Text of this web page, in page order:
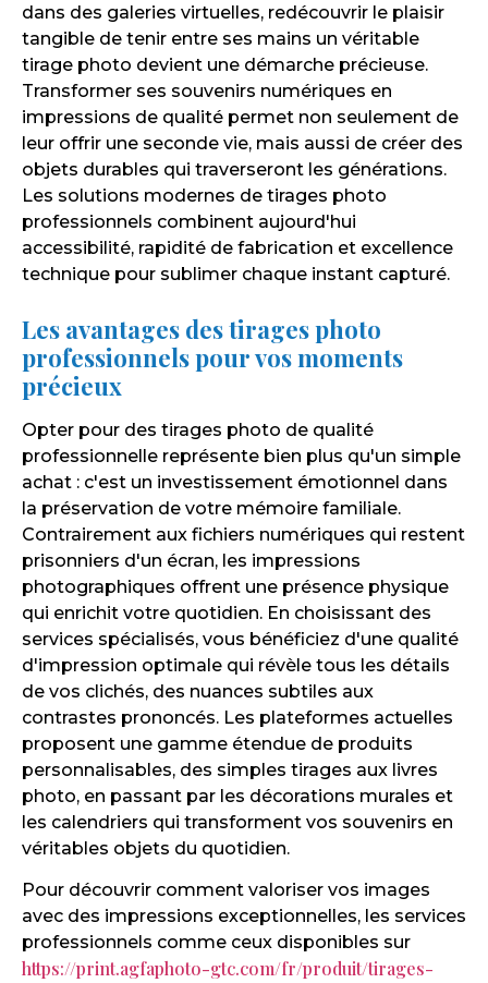
dans des galeries virtuelles, redécouvrir le plaisir
tangible de tenir entre ses mains un véritable
tirage photo devient une démarche précieuse.
Transformer ses souvenirs numériques en
impressions de qualité permet non seulement de
leur offrir une seconde vie, mais aussi de créer des
objets durables qui traverseront les générations.
Les solutions modernes de tirages photo
professionnels combinent aujourd'hui
accessibilité, rapidité de fabrication et excellence
technique pour sublimer chaque instant capturé.
Les avantages des tirages photo
professionnels pour vos moments
précieux
Opter pour des tirages photo de qualité
professionnelle représente bien plus qu'un simple
achat : c'est un investissement émotionnel dans
la préservation de votre mémoire familiale.
Contrairement aux fichiers numériques qui restent
prisonniers d'un écran, les impressions
photographiques offrent une présence physique
qui enrichit votre quotidien. En choisissant des
services spécialisés, vous bénéficiez d'une qualité
d'impression optimale qui révèle tous les détails
de vos clichés, des nuances subtiles aux
contrastes prononcés. Les plateformes actuelles
proposent une gamme étendue de produits
personnalisables, des simples tirages aux livres
photo, en passant par les décorations murales et
les calendriers qui transforment vos souvenirs en
véritables objets du quotidien.
Pour découvrir comment valoriser vos images
avec des impressions exceptionnelles, les services
professionnels comme ceux disponibles sur
https://print.agfaphoto-gtc.com/fr/produit/tirages-